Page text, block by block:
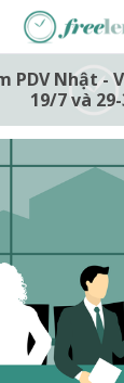
PDV Nhật -
19/7 và